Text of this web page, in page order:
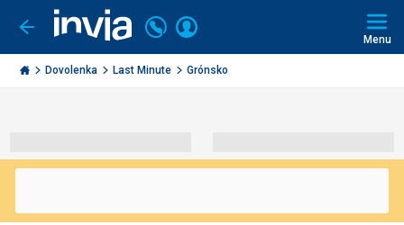
Ísť
späť
Invia.sk
Volajte
+421
2
3221
Prihlásiť
Menu
Dovolenka Last Minute Grónsko